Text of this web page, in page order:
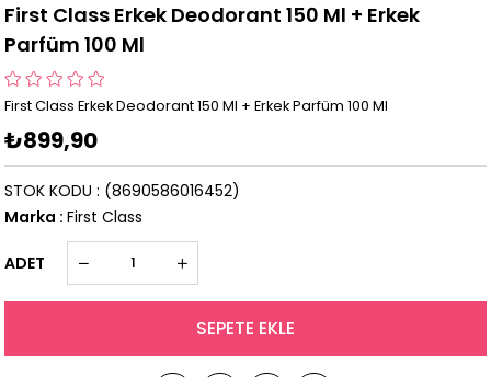
First Class Erkek Deodorant 150 Ml + Erkek
Parfüm 100 Ml
First Class Erkek Deodorant 150 Ml + Erkek Parfüm 100 Ml
₺899,90
STOK KODU
(8690586016452)
Marka : First Class
ADET